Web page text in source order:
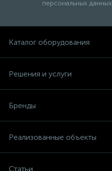
персональных данных
Каталог оборудования
Решения и услуги
Бренды
Реализованные объекты
Статьи